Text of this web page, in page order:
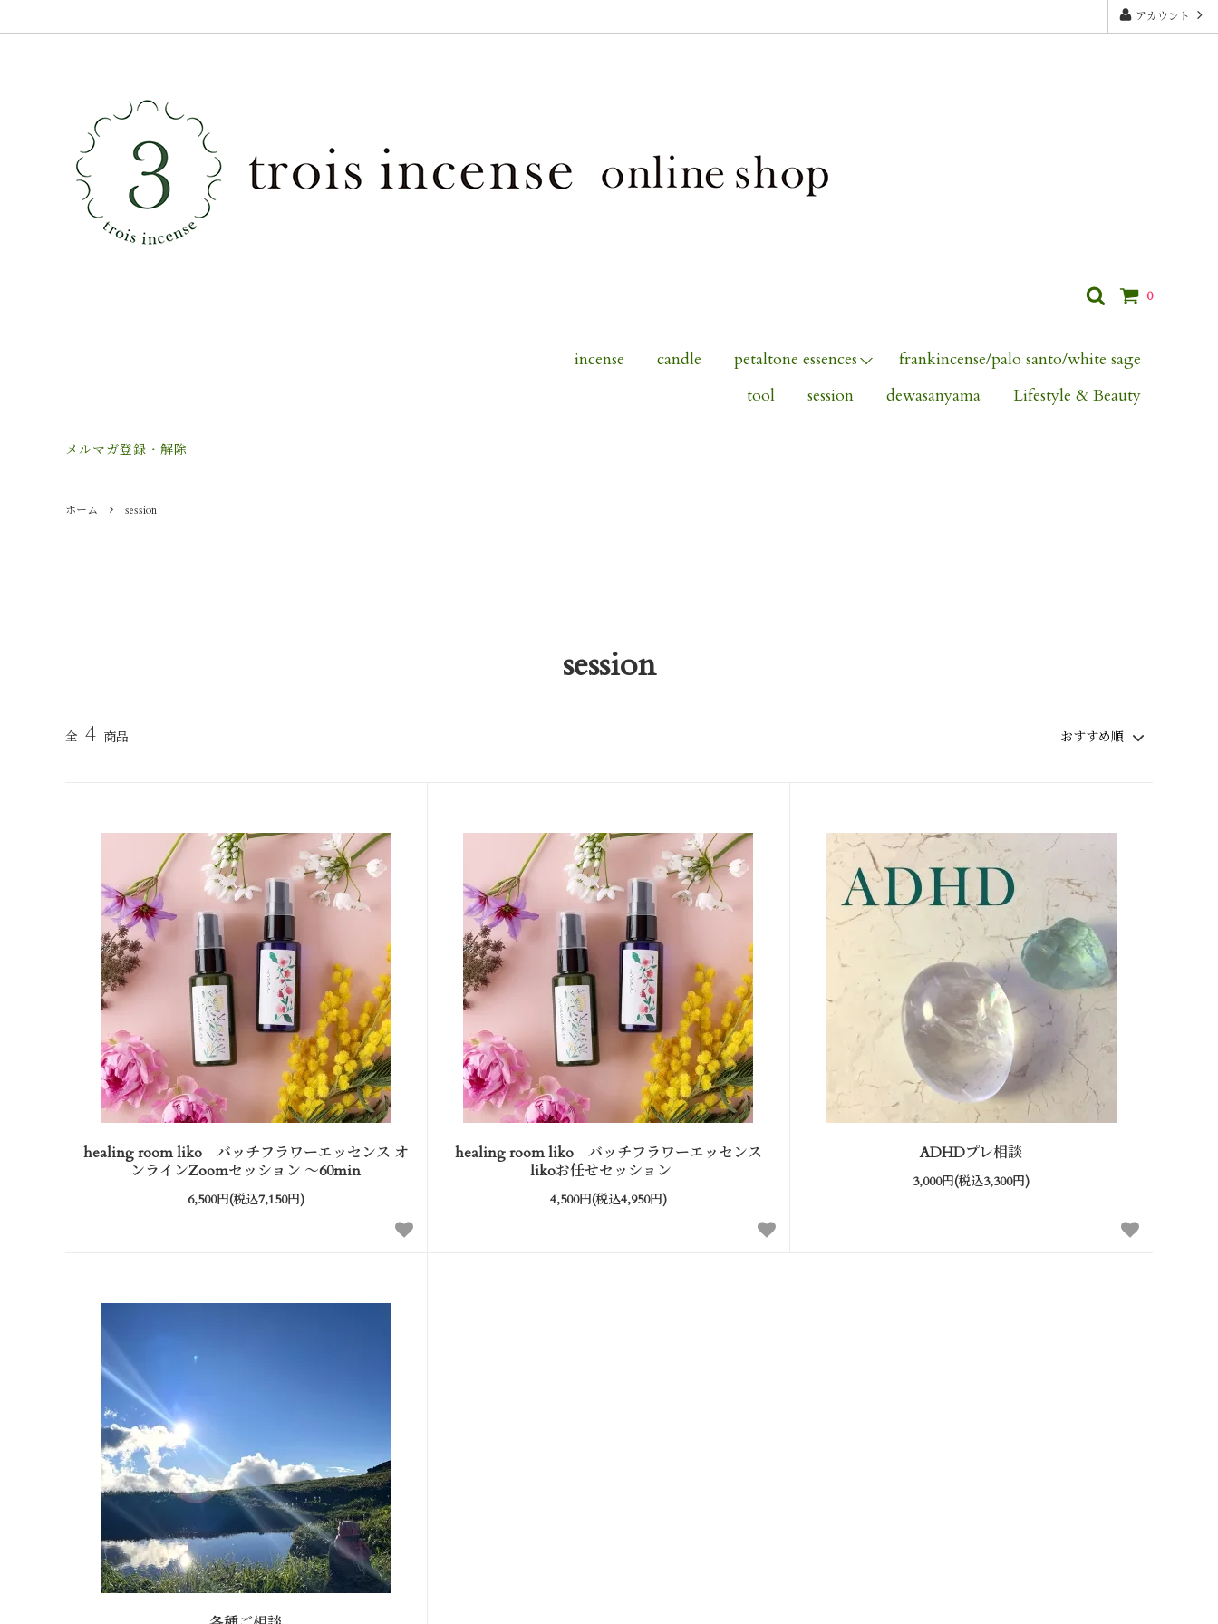
アカウント
0
incense candle petaltone essences
frankincense/palo santo/white sage
tool
session dewasanyama Lifestyle & Beauty
メルマガ登録・解除
ホーム session
session
全 4 商品
healing room liko バッチフラワーエッセンス オ
ンラインZoomセッション ～60min
6,500円(税込7,150円)
healing room liko バッチフラワーエッセンス
likoお任せセッション
4,500円(税込4,950円)
ADHDプレ相談
3,000円(税込3,300円)